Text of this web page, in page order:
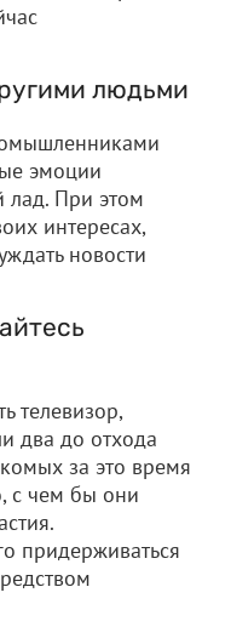
людьми
эмоции
лад. При этом
интересах,
новости
телевизор,
два до отхода
за это время
с чем бы они
придерживаться